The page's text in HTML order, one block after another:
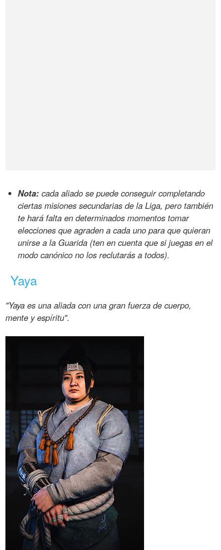
Nota: cada aliado se puede conseguir completando
ciertas misiones secundarias de la Liga, pero también
te hará falta en determinados momentos tomar
elecciones que agraden a cada uno para que quieran
unirse a la Guarida (ten en cuenta que si juegas en el
modo canónico no los reclutarás a todos).
Yaya
"Yaya es una aliada con una gran fuerza de cuerpo,
mente y espíritu".